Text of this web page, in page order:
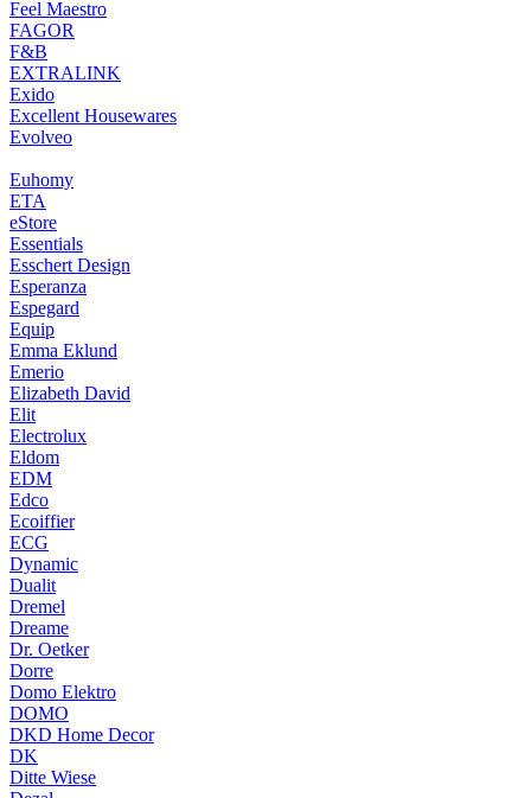
Feel Maestro
FAGOR
F&B
EXTRALINK
Exido
Excellent Housewares
Evolveo
Euhomy
ETA
eStore
Essentials
Esschert Design
Esperanza
Espegard
Equip
Emma Eklund
Emerio
Elizabeth David
Elit
Electrolux
Eldom
EDM
Edco
Ecoiffier
ECG
Dynamic
Dualit
Dremel
Dreame
Dr. Oetker
Dorre
Domo Elektro
DOMO
DKD Home Decor
DK
Ditte Wiese